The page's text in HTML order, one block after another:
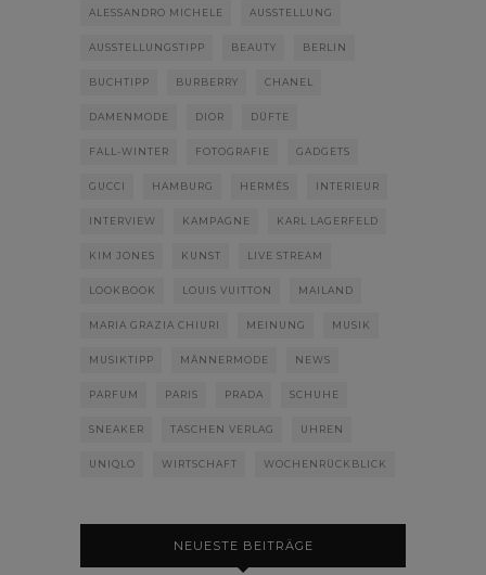
ALESSANDRO MICHELE AUSSTELLUNG
AUSSTELLUNGSTIPP BEAUTY BERLIN
BUCHTIPP BURBERRY CHANEL
DAMENMODE DIOR DÜFTE
FALL-WINTER FOTOGRAFIE GADGETS
GUCCI HAMBURG HERMÈS INTERIEUR
INTERVIEW KAMPAGNE KARL LAGERFELD
KIM JONES KUNST LIVE STREAM
LOOKBOOK LOUIS VUITTON MAILAND
MARIA GRAZIA CHIURI MEINUNG MUSIK
MUSIKTIPP MÄNNERMODE NEWS
PARFUM PARIS PRADA SCHUHE
SNEAKER TASCHEN VERLAG UHREN
UNIQLO WIRTSCHAFT WOCHENRÜCKBLICK
NEUESTE BEITRÄGE